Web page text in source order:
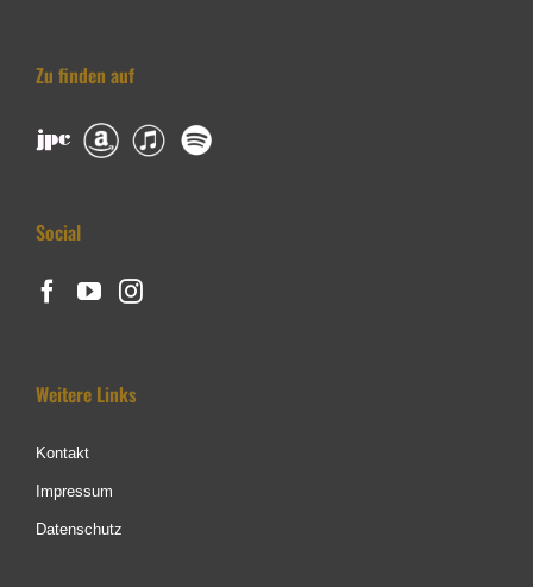
Zu finden auf
Social
Weitere Links
Kontakt
Impressum
Datenschutz